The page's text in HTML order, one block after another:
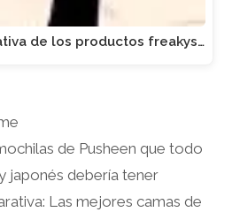
de los productos freakys…
de Pusheen que todo
japonés debería tener
Las mejores camas de